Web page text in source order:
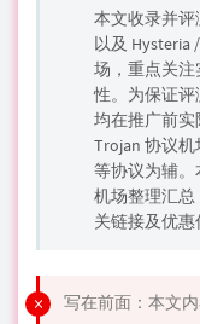
本文收录并评
以及 Hysteria /
场 ，重点关
性。为保证
均在推广前实
Trojan 协议机
等协议为辅
机场整理汇
关链接及优惠
写在前面：本文